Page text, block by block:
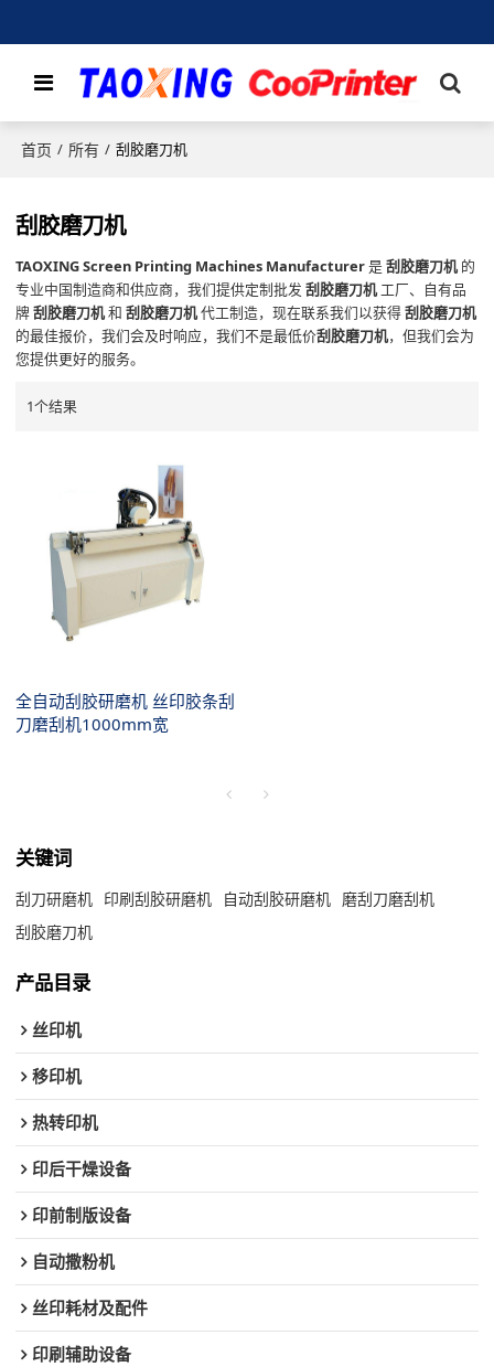
首页 / 所有 / 刮胶磨刀机
刮胶磨刀机
TAOXING Screen Printing Machines Manufacturer是刮胶磨刀机 的
专业中国制造商和供应商，我们提供定制批发刮胶磨刀机 工厂、自有品
牌刮胶磨刀机和刮胶磨刀机代工制造，现在联系我们以获得刮胶磨刀机
的最佳报价，我们会及时响应，我们不是最低价刮胶磨刀机，但我们会为
您提供更好的服务。
1个结果
全自动刮胶研磨机 丝印胶条刮
刀磨刮机1000mm宽
关键词
刮刀研磨机 印刷刮胶研磨机 自动刮胶研磨机 磨刮刀磨刮机
刮胶磨刀机
产品目录
丝印机
移印机
热转印机
印后干燥设备
印前制版设备
自动撒粉机
丝印耗材及配件
印刷辅助设备